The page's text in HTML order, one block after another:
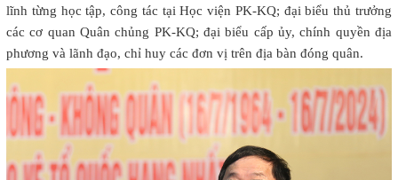
lĩnh từng học tập, công tác tại Học viện PK-KQ; đại biểu thủ trưởng
các cơ quan Quân chủng PK-KQ; đại biểu cấp ủy, chính quyền địa
phương và lãnh đạo, chỉ huy các đơn vị trên địa bàn đóng quân.